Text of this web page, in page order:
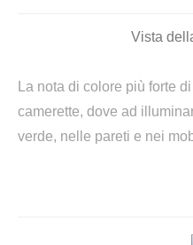
Vista
La nota di colore più forte
camerette, dove ad
verde, nelle pareti e nei